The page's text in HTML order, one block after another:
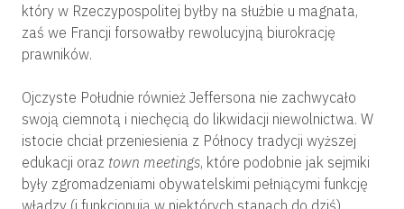
który w Rzeczypospolitej byłby na służbie u magnata,
zaś we Francji forsowałby rewolucyjną biurokrację
prawników.
Ojczyste Południe również Jeffersona nie zachwycało
swoją ciemnotą i niechęcią do likwidacji niewolnictwa. W
istocie chciał przeniesienia z Północy tradycji wyższej
edukacji oraz town meetings, które podobnie jak sejmiki
były zgromadzeniami obywatelskimi pełniącymi funkcję
władzy (i funkcjonują w niektórych stanach do dziś).